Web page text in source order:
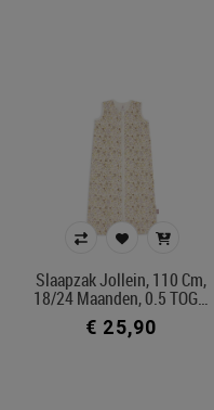
Slaapzak Jollein, 110 Cm,
18/24 Maanden, 0.5 TOG…
€ 25,90